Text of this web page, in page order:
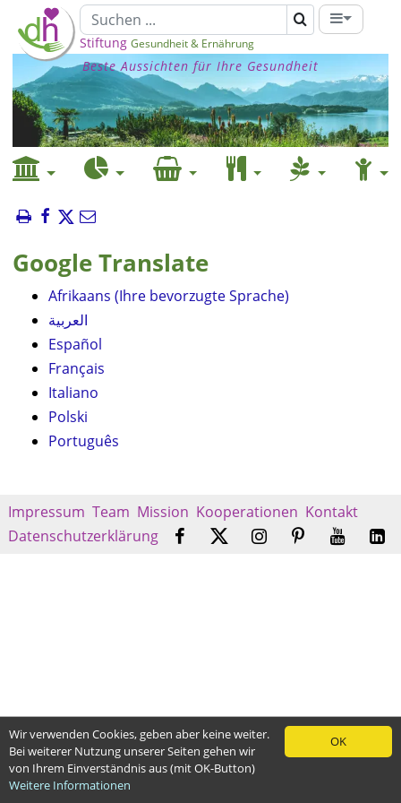
Stiftung Gesundheit & Ernährung
Beste Aussichten für Ihre Gesundheit
Google Translate
Afrikaans (Ihre bevorzugte Sprache)
العربية
Español
Français
Italiano
Polski
Português
Impressum Team Mission Kooperationen Kontakt
Datenschutzerklärung
OK
Wir verwenden Cookies, geben aber keine weiter.
Bei weiterer Nutzung unserer Seiten gehen wir
von Ihrem Einverständnis aus (mit OK-Button)
Weitere Informationen